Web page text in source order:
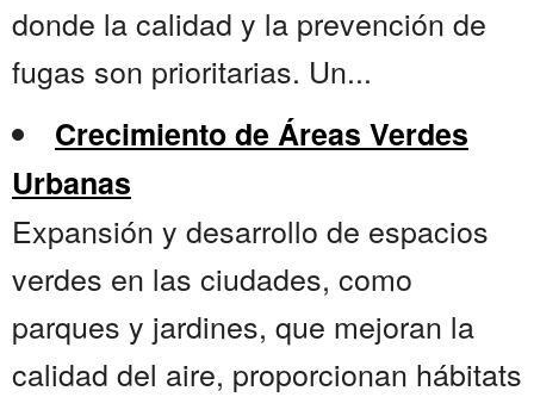
donde la calidad y la prevención de
fugas son prioritarias. Un...
Crecimiento de Áreas Verdes
Urbanas
Expansión y desarrollo de espacios
verdes en las ciudades, como
parques y jardines, que mejoran la
calidad del aire, proporcionan hábitats